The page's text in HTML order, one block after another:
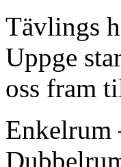
Tävlings
Uppge
oss fram
Enkelrum